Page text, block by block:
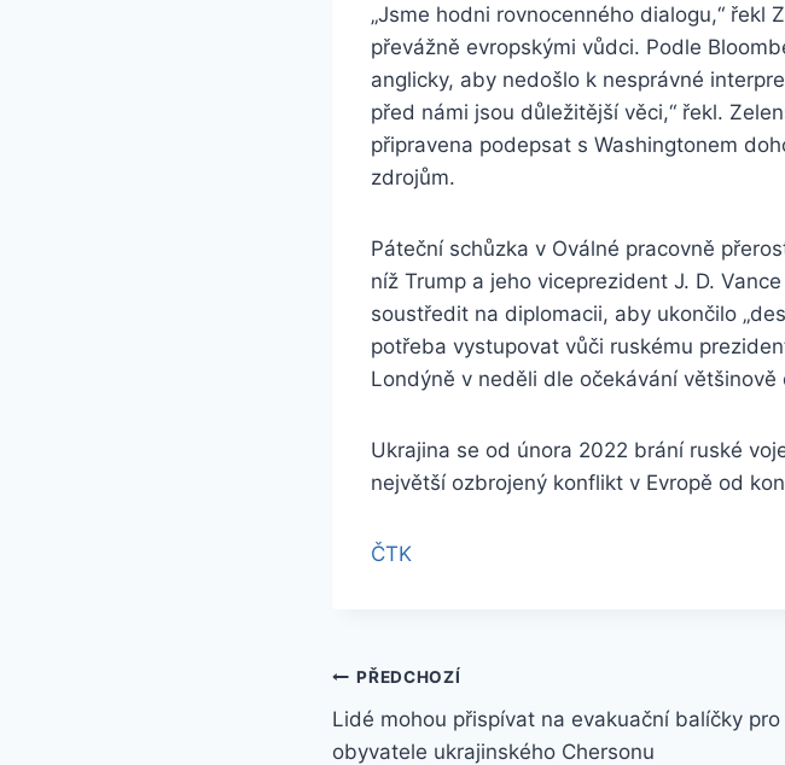
„Jsme hodni rovnocenného dialogu,“ řekl
převážně evropskými vůdci. Podle
anglicky, aby nedošlo k nesprávné
před námi jsou důležitější věci,“ řekl.
připravena podepsat s Washingtonem
zdrojům.
Páteční schůzka v Oválné pracovně
níž Trump a jeho viceprezident J. D.
soustředit na diplomacii, aby ukončilo
potřeba vystupovat vůči ruskému
Londýně v neděli dle očekávání většinově
Ukrajina se od února 2022 brání ruské
největší ozbrojený konflikt v Evropě od
ČTK
Navigace
pro
PŘEDCHOZÍ
Lidé mohou přispívat na evakuační balíčky pro
obyvatele ukrajinského Chersonu